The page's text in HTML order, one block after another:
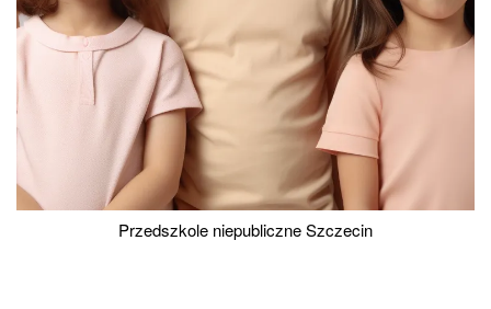
Przedszkole niepubliczne Szczecin